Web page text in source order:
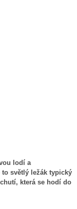
lodí a
světlý ležák typický
která se hodí do